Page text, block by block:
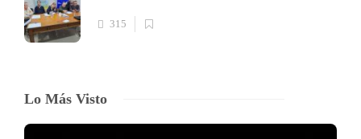
315
Lo Más Visto